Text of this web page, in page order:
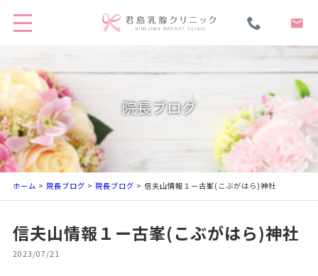
院長ブログ
ホーム > 院長ブログ > 院長ブログ > 信夫山情報１ー古峯(こぶがはら)神社
信夫山情報１ー古峯(こぶがはら)神社
2023/07/21